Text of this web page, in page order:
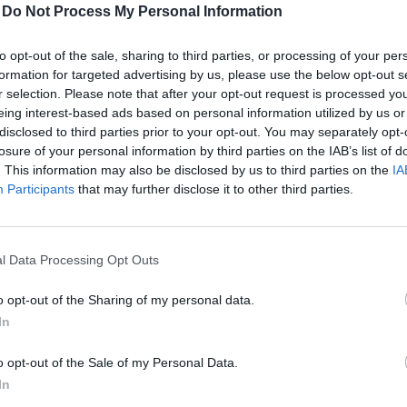
Do Not Process My Personal Information
opt-out of the sale, sharing to third parties, or processing of your
for targeted advertising by us, please use the below opt-out
selection. Please note that after your opt-out request is processed
interest-based ads based on personal information utilized by us
to third parties prior to your opt-out. You may separately
of your personal information by third parties on the IAB’s list of
This information may also be disclosed by us to third parties on the
Participants that may further disclose it to other third parties.
Data Processing Opt Outs
opt-out of the Sharing of my personal data.
opt-out of the Sale of my Personal Data.
megőrizte piacvezető pozícióját, előnyét pedig
tovább növeli.
Egészségközpont 31,2 százalékos árbevétel-
és EBITDA szinten is pozitívba fordult.
eltűnik a felvásárlások miatt, miközben a
Center a kilencedik helyről lép fel a
mintegy 13 százalékkal nőtt, és a 2021
ismét javult, ami stabilizálódásra utal a piacon.
az állam szerepe.
EL A TELJES CIKKET